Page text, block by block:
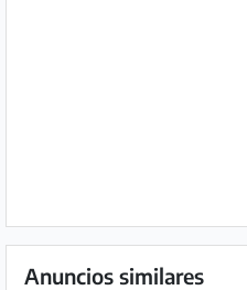
Anuncios similares